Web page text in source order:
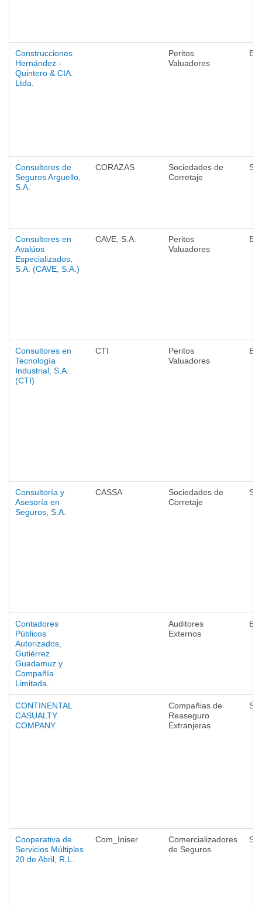
Construcciones
Hernández -
Quintero & CIA.
Ltda.
Peritos
Valuadores
Consultores de
Seguros Arguello,
S.A.
CORAZAS
Sociedades de
Corretaje
Consultores en
Avalúos
Especializados,
S.A. (CAVE, S.A.)
CAVE, S.A.
Peritos
Valuadores
Consultores en
Tecnología
Industrial, S.A.
(CTI)
CTI
Peritos
Valuadores
Consultoría y
Asesoría en
Seguros, S.A.
CASSA
Sociedades de
Corretaje
Contadores
Públicos
Autorizados,
Gutiérrez
Guadamuz y
Compañía
Limitada.
Auditores
Externos
CONTINENTAL
CASUALTY
COMPANY
Compañias de
Reaseguro
Extranjeras
Cooperativa de
Servicios Múltiples
20 de Abril, R.L.
Com_Iniser
Comercializadores
de Seguros